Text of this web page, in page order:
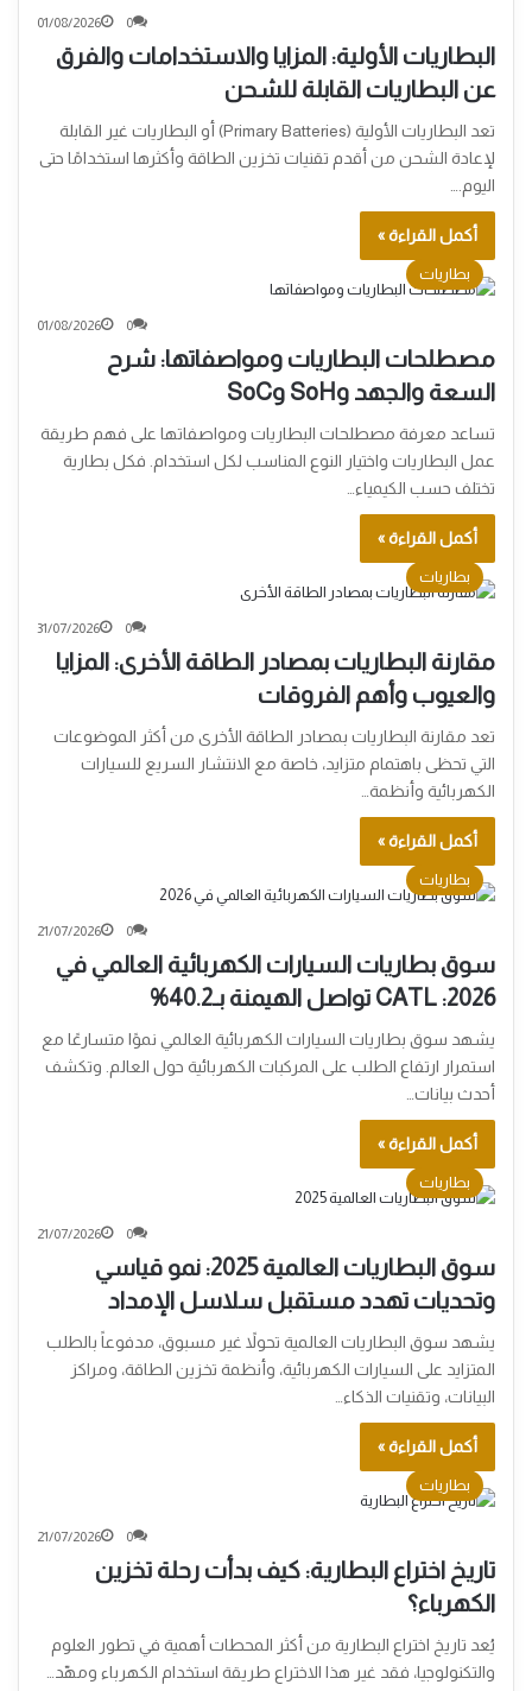
01/08/2026 0
البطاريات الأولية: المزايا والاستخدامات والفرق
عن البطاريات القابلة للشحن
تعد البطاريات الأولية (Primary Batteries) أو البطاريات غير القابلة
لإعادة الشحن من أقدم تقنيات تخزين الطاقة وأكثرها استخدامًا حتى
اليوم.…
أكمل القراءة »
بطاريات
01/08/2026 0
مصطلحات البطاريات ومواصفاتها: شرح
السعة والجهد وSoH وSoC
تساعد معرفة مصطلحات البطاريات ومواصفاتها على فهم طريقة
عمل البطاريات واختيار النوع المناسب لكل استخدام. فكل بطارية
تختلف حسب الكيمياء…
أكمل القراءة »
بطاريات
31/07/2026 0
مقارنة البطاريات بمصادر الطاقة الأخرى: المزايا
والعيوب وأهم الفروقات
تعد مقارنة البطاريات بمصادر الطاقة الأخرى من أكثر الموضوعات
التي تحظى باهتمام متزايد، خاصة مع الانتشار السريع للسيارات
الكهربائية وأنظمة…
أكمل القراءة »
بطاريات
21/07/2026 0
سوق بطاريات السيارات الكهربائية العالمي في
2026: CATL تواصل الهيمنة بـ40.2%
يشهد سوق بطاريات السيارات الكهربائية العالمي نموًا متسارعًا مع
استمرار ارتفاع الطلب على المركبات الكهربائية حول العالم. وتكشف
أحدث بيانات…
أكمل القراءة »
بطاريات
21/07/2026 0
سوق البطاريات العالمية 2025: نمو قياسي
وتحديات تهدد مستقبل سلاسل الإمداد
يشهد سوق البطاريات العالمية تحولاً غير مسبوق، مدفوعاً بالطلب
المتزايد على السيارات الكهربائية، وأنظمة تخزين الطاقة، ومراكز
البيانات، وتقنيات الذكاء…
أكمل القراءة »
بطاريات
21/07/2026 0
تاريخ اختراع البطارية: كيف بدأت رحلة تخزين
الكهرباء؟
يُعد تاريخ اختراع البطارية من أكثر المحطات أهمية في تطور العلوم
والتكنولوجيا، فقد غير هذا الاختراع طريقة استخدام الكهرباء ومهّد…